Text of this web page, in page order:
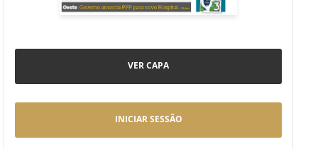
VER CAPA
INICIAR SESSÃO